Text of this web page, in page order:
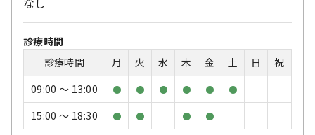
診療時間
診療時間
月 火 水 木 金 土 日
祝
09:00 〜 13:00
● ● ● ● ● ●
15:00 〜 18:30 ● ● ● ●